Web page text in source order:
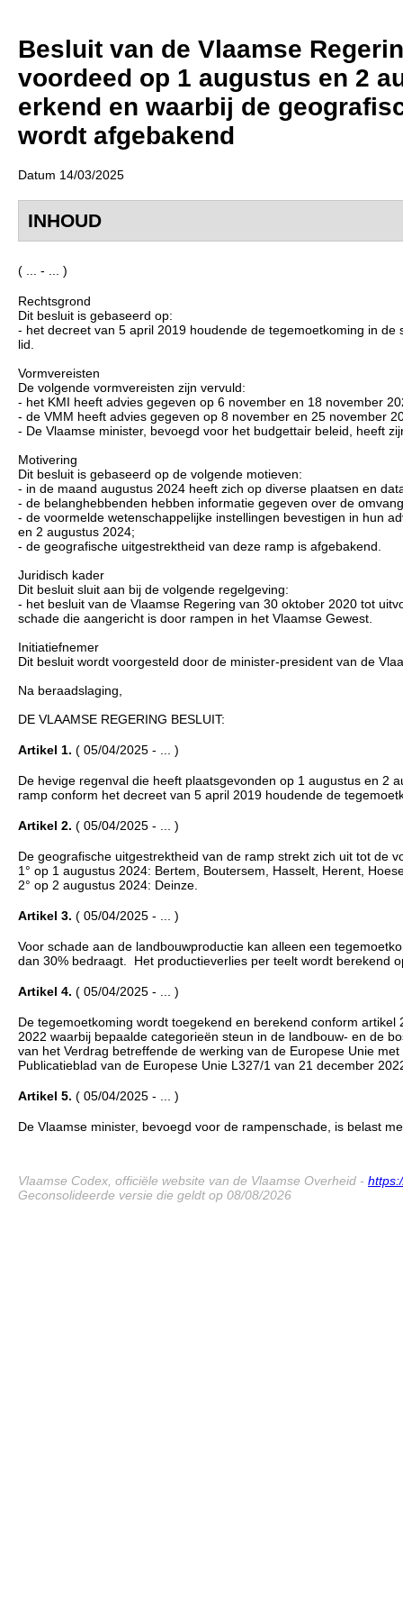
Besluit van de Vlaamse
voordeed op 1 augustus en 2
erkend en waarbij de
wordt afgebakend
Datum 14/03/2025
INHOUD
( ... - ... )
Rechtsgrond
Dit besluit is gebaseerd op:
- het decreet van 5 april 2019 houdende de tegemoetkoming in
lid.
Vormvereisten
De volgende vormvereisten zijn vervuld:
- het KMI heeft advies gegeven op 6 november en 18 november
- de VMM heeft advies gegeven op 8 november en 25 november
- De Vlaamse minister, bevoegd voor het budgettair beleid, heeft
Motivering
Dit besluit is gebaseerd op de volgende motieven:
- in de maand augustus 2024 heeft zich op diverse plaatsen en
- de belanghebbenden hebben informatie gegeven over de
- de voormelde wetenschappelijke instellingen bevestigen in hun
en 2 augustus 2024;
- de geografische uitgestrektheid van deze ramp is afgebakend.
Juridisch kader
Dit besluit sluit aan bij de volgende regelgeving:
- het besluit van de Vlaamse Regering van 30 oktober 2020 tot
schade die aangericht is door rampen in het Vlaamse Gewest.
Initiatiefnemer
Dit besluit wordt voorgesteld door de minister-president van de
Na beraadslaging,
DE VLAAMSE REGERING BESLUIT:
Artikel 1. ( 05/04/2025 - ... )
De hevige regenval die heeft plaatsgevonden op 1 augustus en 2
ramp conform het decreet van 5 april 2019 houdende de
Artikel 2. ( 05/04/2025 - ... )
De geografische uitgestrektheid van de ramp strekt zich uit tot de
1° op 1 augustus 2024: Bertem, Boutersem, Hasselt, Herent,
2° op 2 augustus 2024: Deinze.
Artikel 3. ( 05/04/2025 - ... )
Voor schade aan de landbouwproductie kan alleen een
dan 30% bedraagt. Het productieverlies per teelt wordt berekend
Artikel 4. ( 05/04/2025 - ... )
De tegemoetkoming wordt toegekend en berekend conform
2022 waarbij bepaalde categorieën steun in de landbouw- en de
van het Verdrag betreffende de werking van de Europese Unie
Publicatieblad van de Europese Unie L327/1 van 21 december
Artikel 5. ( 05/04/2025 - ... )
De Vlaamse minister, bevoegd voor de rampenschade, is belast
Vlaamse Codex, officiële website van de Vlaamse Overheid -
Geconsolideerde versie die geldt op 08/08/2026